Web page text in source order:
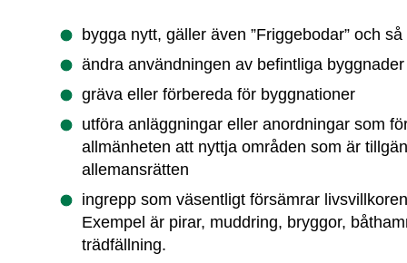
bygga nytt, gäller även ”Friggebodar” och
ändra användningen av befintliga byggnader
gräva eller förbereda för byggnationer
utföra anläggningar eller anordningar som
allmänheten att nyttja områden som är
allemansrätten
ingrepp som väsentligt försämrar
Exempel är pirar, muddring, bryggor,
trädfällning.